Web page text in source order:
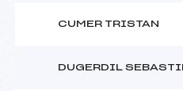
CUMER TRISTAN
DUGERDIL